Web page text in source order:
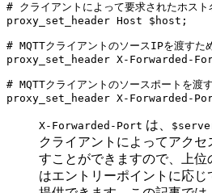
# クライアントによって要求されたホス
proxy_set_header Host $host;
# MQTTクライアントのソースIPを渡す
proxy_set_header X-Forwarded-
# MQTTクライアントのソースポートを
X-Forwarded-Port は、
クライアントによってアク
すことができますので、上位
はエントリーポイントに応じ